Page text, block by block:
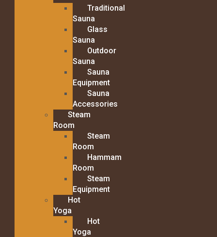
Traditional
Sauna
Glass
Sauna
Outdoor
Sauna
Sauna
Equipment
Sauna
Accessories
Steam
Room
Steam
Room
Hammam
Room
Steam
Equipment
Hot
Yoga
Hot
Yoga